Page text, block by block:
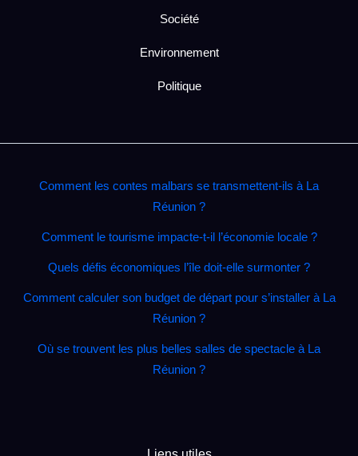
Société
Environnement
Politique
Comment les contes malbars se transmettent‑ils à La
Réunion ?
Comment le tourisme impacte‑t‑il l’économie locale ?
Quels défis économiques l’île doit‑elle surmonter ?
Comment calculer son budget de départ pour s’installer à La
Réunion ?
Où se trouvent les plus belles salles de spectacle à La
Réunion ?